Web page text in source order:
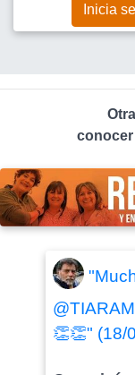
Inicia
conocer
👏👏" (18/